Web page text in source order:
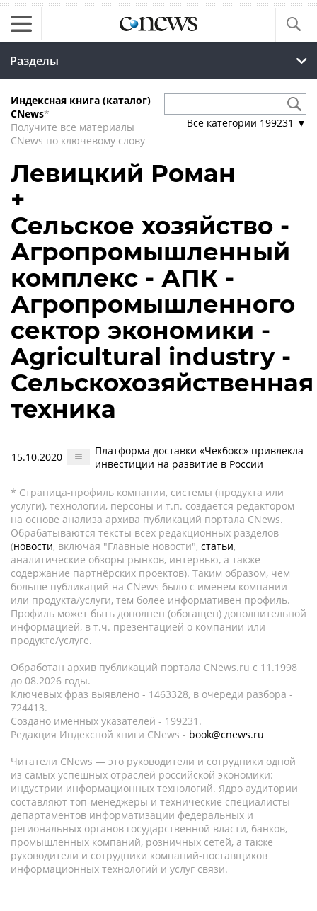
Разделы
Индексная книга (каталог)
CNews*
Получите все материалы
CNews по ключевому слову
Все категории 199231 ▼
Левицкий Роман
+
Сельское хозяйство -
Агропромышленный
комплекс - АПК -
Агропромышленного
сектор экономики -
Agricultural industry -
Сельскохозяйственная
техника
15.10.2020
Платформа доставки «Чекбокс» привлекла
инвестиции на развитие в России
* Страница-профиль компании, системы (продукта или
услуги), технологии, персоны и т.п. создается редактором
на основе анализа архива публикаций портала CNews.
Обрабатываются тексты всех редакционных разделов
(новости, включая "Главные новости", статьи,
аналитические обзоры рынков, интервью, а также
содержание партнёрских проектов). Таким образом, чем
больше публикаций на CNews было с именем компании
или продукта/услуги, тем более информативен профиль.
Профиль может быть дополнен (обогащен) дополнительной
информацией, в т.ч. презентацией о компании или
продукте/услуге.
Обработан архив публикаций портала CNews.ru c 11.1998
до 08.2026 годы.
Ключевых фраз выявлено - 1463328, в очереди разбора -
724413.
Создано именных указателей - 199231.
Редакция Индексной книги CNews - book@cnews.ru
Читатели CNews — это руководители и сотрудники одной
из самых успешных отраслей российской экономики:
индустрии информационных технологий. Ядро аудитории
составляют топ-менеджеры и технические специалисты
департаментов информатизации федеральных и
региональных органов государственной власти, банков,
промышленных компаний, розничных сетей, а также
руководители и сотрудники компаний-поставщиков
информационных технологий и услуг связи.